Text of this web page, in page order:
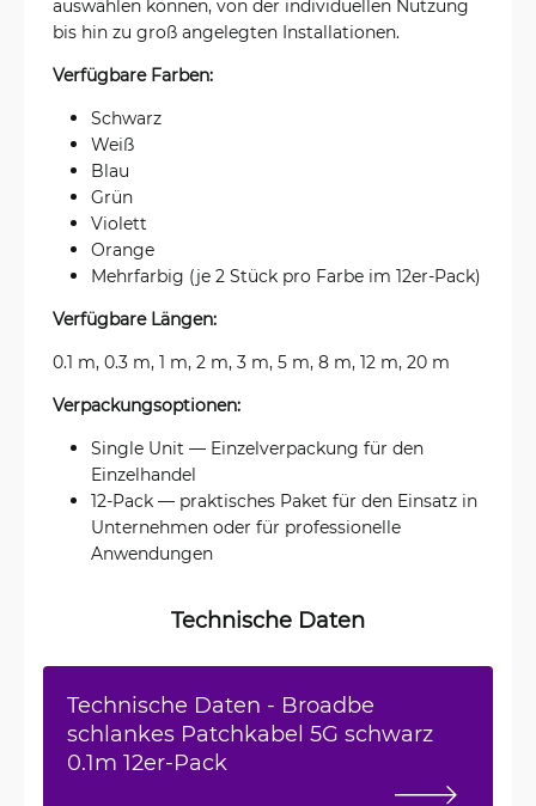
auswählen können, von der individuellen Nutzung
bis hin zu groß angelegten Installationen.
Verfügbare Farben:
Schwarz
Weiß
Blau
Grün
Violett
Orange
Mehrfarbig (je 2 Stück pro Farbe im 12er-Pack)
Verfügbare Längen:
0.1 m, 0.3 m, 1 m, 2 m, 3 m, 5 m, 8 m, 12 m, 20 m
Verpackungsoptionen:
Single Unit — Einzelverpackung für den
Einzelhandel
12-Pack — praktisches Paket für den Einsatz in
Unternehmen oder für professionelle
Anwendungen
Technische Daten
Technische Daten - Broadbe
schlankes Patchkabel 5G schwarz
0.1m 12er-Pack